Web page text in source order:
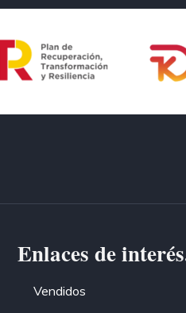
Enlaces de
Vendidos